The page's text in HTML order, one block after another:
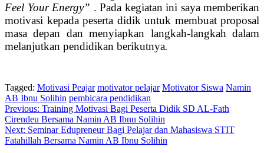
Feel Your Energy” . Pada kegiatan ini saya memberikan
motivasi kepada peserta didik untuk membuat proposal
masa depan dan menyiapkan langkah-langkah dalam
melanjutkan pendidikan berikutnya.
Tagged: Motivasi Peajar motivator pelajar Motivator Siswa Namin
AB Ibnu Solihin pembicara pendidikan
Post
navigation
Previous: Training Motivasi Bagi Peserta Didik SD AL-Fath
Cirendeu Bersama Namin AB Ibnu Solihin
Next: Seminar Edupreneur Bagi Pelajar dan Mahasiswa STIT
Fatahillah Bersama Namin AB Ibnu Solihin